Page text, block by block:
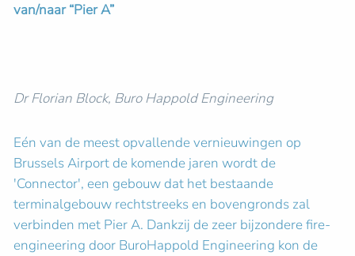
van/naar “Pier A”
Dr Florian Block, Buro Happold Engineering
Eén van de meest opvallende vernieuwingen op
Brussels Airport de komende jaren wordt de
'Connector', een gebouw dat het bestaande
terminalgebouw rechtstreeks en bovengronds zal
verbinden met Pier A. Dankzij de zeer bijzondere fire-
engineering door BuroHappold Engineering kon de